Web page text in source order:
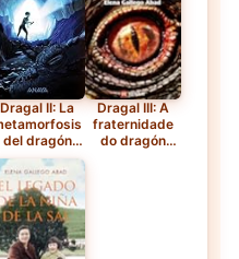
Dragal II: La
del dragón
JUVENIL -
Narrativa
juvenil) —
blanda
Dragal III: A
fraternidade
do dragón